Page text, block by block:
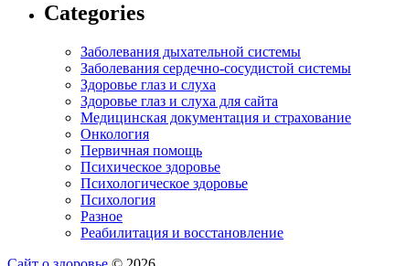
Categories
Заболевания дыхательной системы
Заболевания сердечно-сосудистой системы
Здоровье глаз и слуха
Здоровье глаз и слуха для сайта
Медицинская документация и страхование
Онкология
Первичная помощь
Психическое здоровье
Психологическое здоровье
Психология
Разное
Реабилитация и восстановление